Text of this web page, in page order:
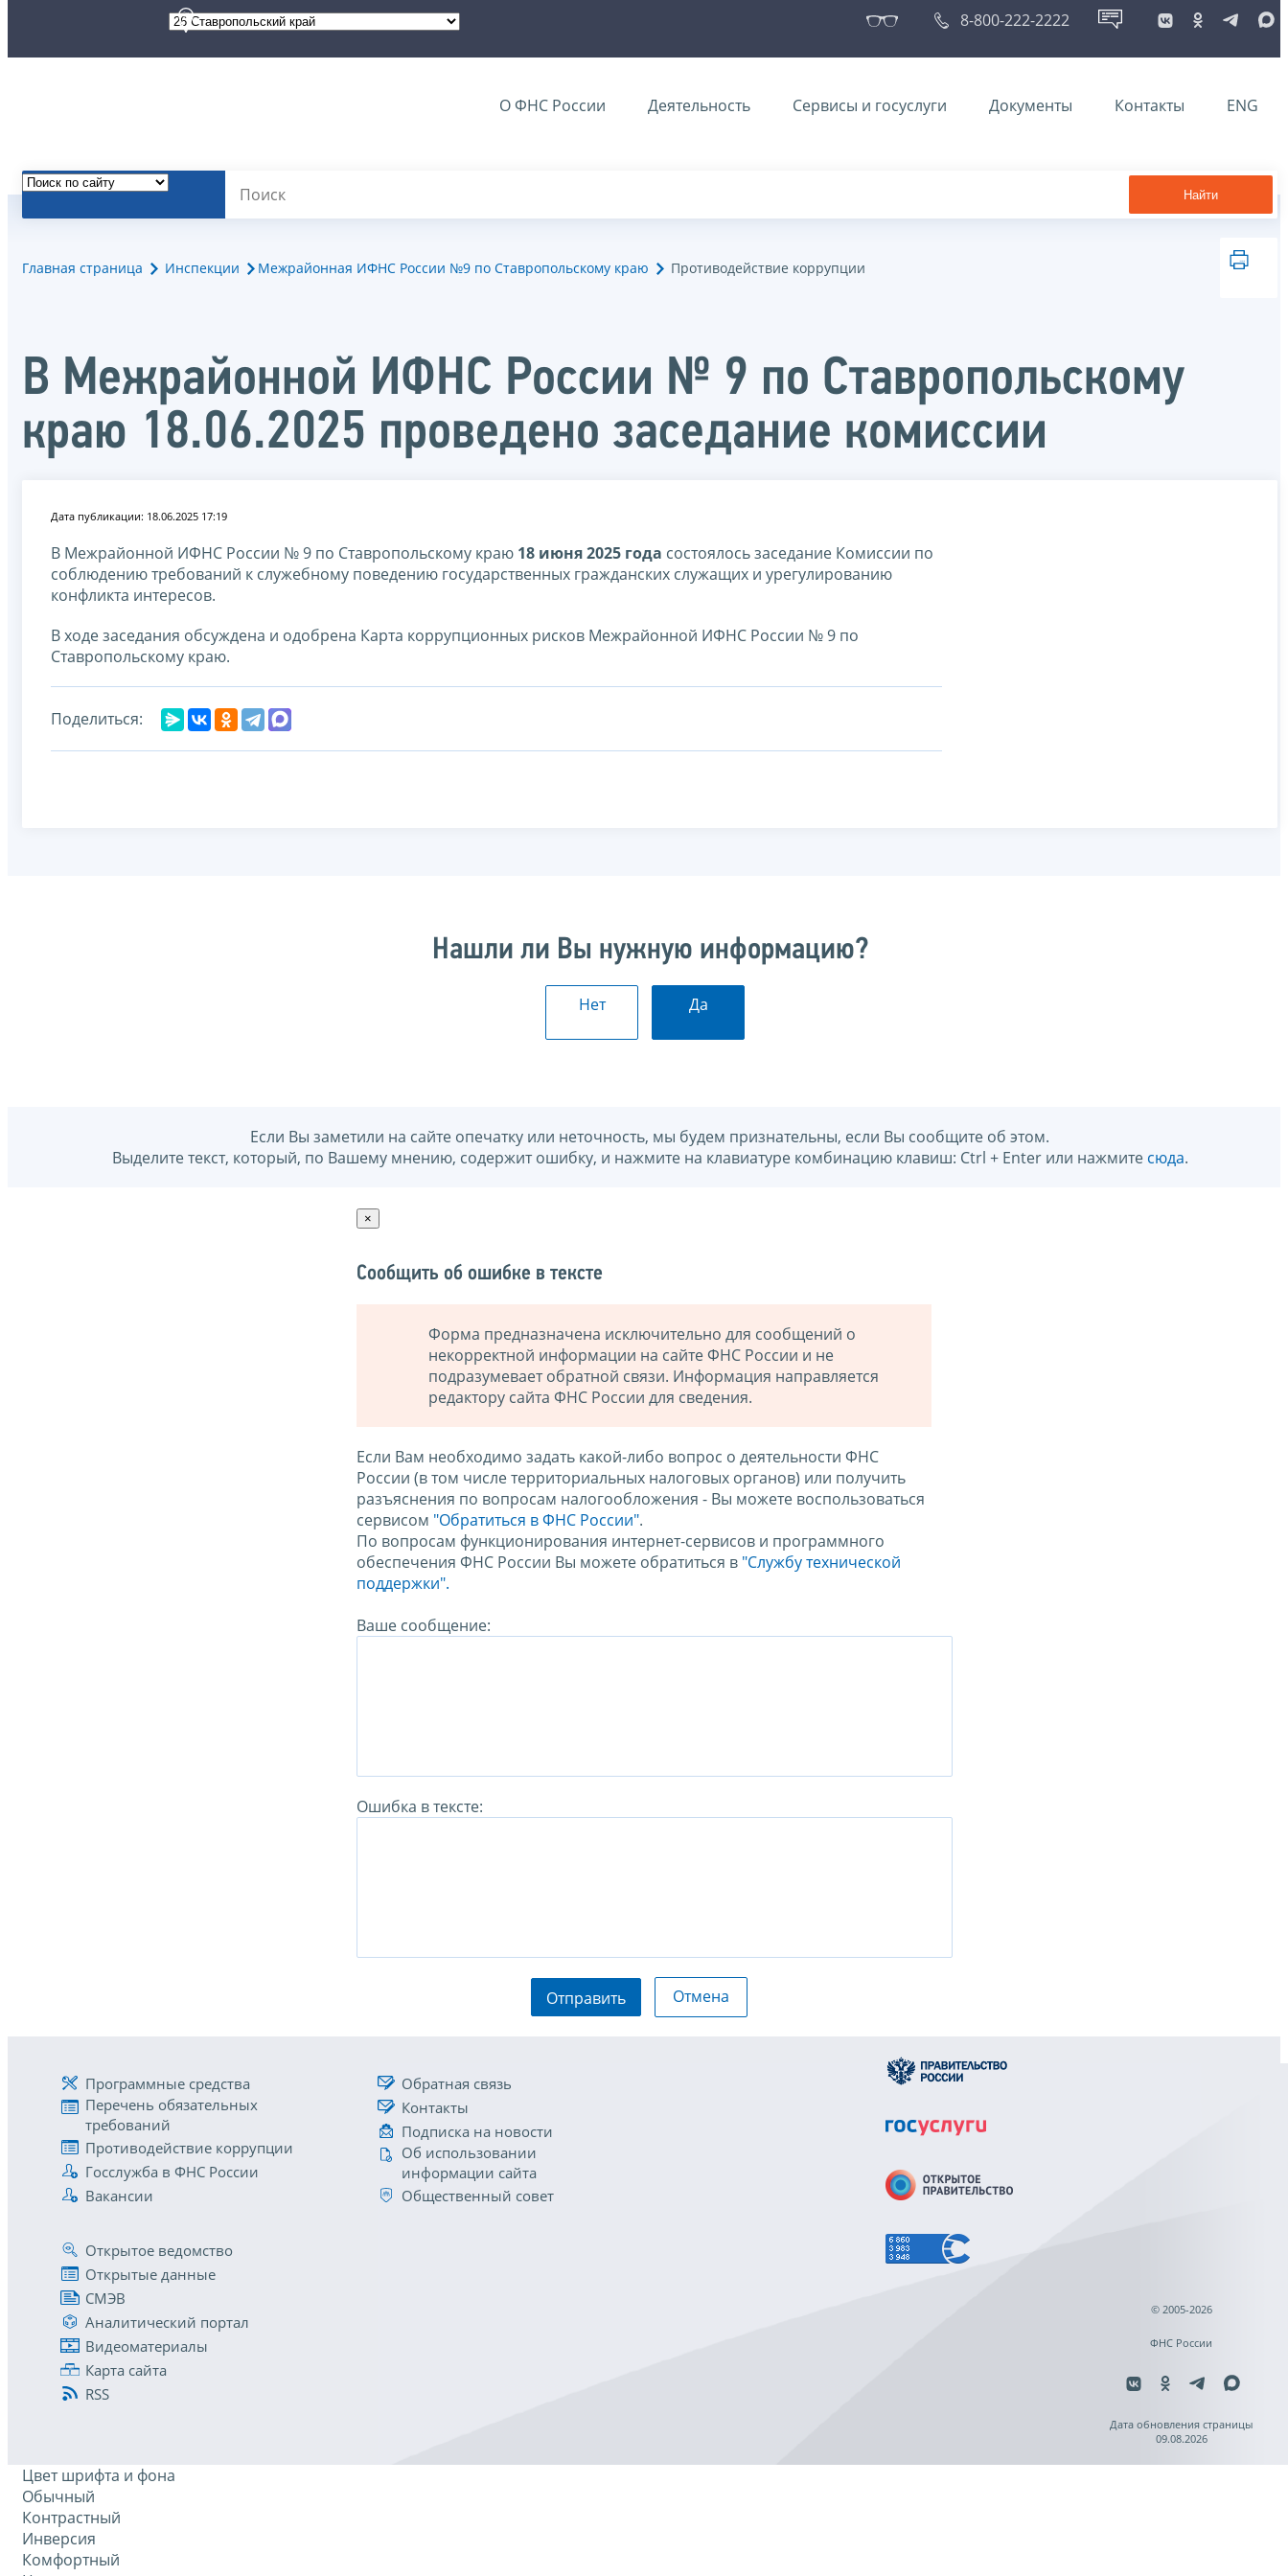
8-800-222-2222
О ФНС России Деятельность Сервисы и госуслуги Документы Контакты ENG
Найти
Главная страница Инспекции Межрайонная ИФНС России №9 по Ставропольскому краю Противодействие коррупции
В Межрайонной ИФНС России № 9 по Ставропольскому
краю 18.06.2025 проведено заседание комиссии
Дата публикации: 18.06.2025 17:19
В Межрайонной ИФНС России № 9 по Ставропольскому краю 18 июня 2025 года состоялось заседание Комиссии по
соблюдению требований к служебному поведению государственных гражданских служащих и урегулированию
конфликта интересов.
В ходе заседания обсуждена и одобрена Карта коррупционных рисков Межрайонной ИФНС России № 9 по
Ставропольскому краю.
Поделиться:
Нашли ли Вы нужную информацию?
Нет Да
Если Вы заметили на сайте опечатку или неточность, мы будем признательны, если Вы сообщите об этом.
Выделите текст, который, по Вашему мнению, содержит ошибку, и нажмите на клавиатуре комбинацию клавиш: Ctrl + Enter или нажмите сюда.
×
Сообщить об ошибке в тексте
Форма предназначена исключительно для сообщений о
некорректной информации на сайте ФНС России и не
подразумевает обратной связи. Информация направляется
редактору сайта ФНС России для сведения.
Если Вам необходимо задать какой-либо вопрос о деятельности ФНС
России (в том числе территориальных налоговых органов) или получить
разъяснения по вопросам налогообложения - Вы можете воспользоваться
сервисом "Обратиться в ФНС России".
По вопросам функционирования интернет-сервисов и программного
обеспечения ФНС России Вы можете обратиться в "Службу технической
поддержки".
Ваше сообщение:
Ошибка в тексте:
Отправить Отмена
Программные средства
Перечень обязательных
требований
Противодействие коррупции
Госслужба в ФНС России
Вакансии
Обратная связь
Контакты
Подписка на новости
Об использовании
информации сайта
Общественный совет
Открытое ведомство
Открытые данные
СМЭВ
Аналитический портал
Видеоматериалы
Карта сайта
RSS
© 2005-2026
ФНС России
Дата обновления страницы
09.08.2026
Цвет шрифта и фона
Обычный
Контрастный
Инверсия
Комфортный